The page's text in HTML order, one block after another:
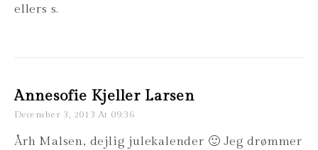
ellers s.
Annesofie Kjeller Larsen
December 3, 2013 At 09:36
Årh Malsen, dejlig julekalender 🙂 Jeg drømmer